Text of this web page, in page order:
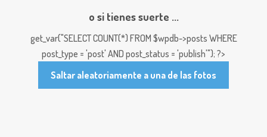
o si tienes suerte ...
get_var("SELECT COUNT(*) FROM $wpdb->posts WHERE
post_type = 'post' AND post_status = 'publish'"); ?>
Saltar aleatoriamente a una de las fotos